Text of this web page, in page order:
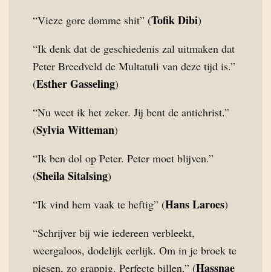
“Vieze gore domme shit” (Tofik Dibi)
“Ik denk dat de geschiedenis zal uitmaken dat
Peter Breedveld de Multatuli van deze tijd is.”
(Esther Gasseling)
“Nu weet ik het zeker. Jij bent de antichrist.”
(Sylvia Witteman)
“Ik ben dol op Peter. Peter moet blijven.”
(Sheila Sitalsing)
“Ik vind hem vaak te heftig” (Hans Laroes)
“Schrijver bij wie iedereen verbleekt,
weergaloos, dodelijk eerlijk. Om in je broek te
piesen, zo grappig. Perfecte billen.” (Hassnae